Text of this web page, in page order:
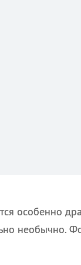
особенно
необычно.